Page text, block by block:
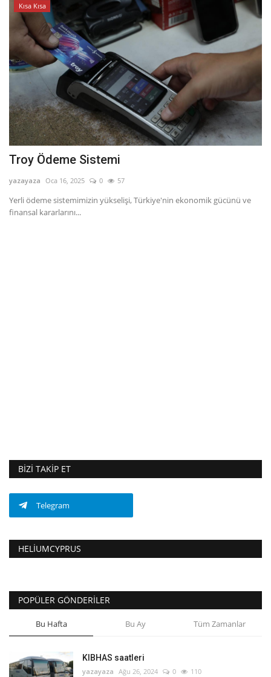
Kısa Kısa
Troy Ödeme Sistemi
yazayaza Oca 16, 2025 0 57
Yerli ödeme sistemimizin yükselişi, Türkiye'nin ekonomik gücünü ve
finansal kararlarını...
BIZI TAKIP ET
Telegram
HELIUMCYPRUS
POPÜLER GÖNDERILER
Bu Hafta Bu Ay Tüm Zamanlar
KIBHAS saatleri
yazayaza Ağu 26, 2024 0 110